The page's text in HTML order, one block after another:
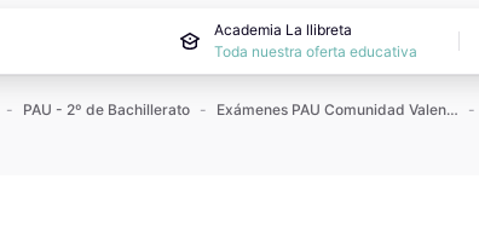
Academia La llibreta
Toda nuestra oferta educativa
PAU - 2º de Bachillerato Exámenes PAU Comunidad Valenciana